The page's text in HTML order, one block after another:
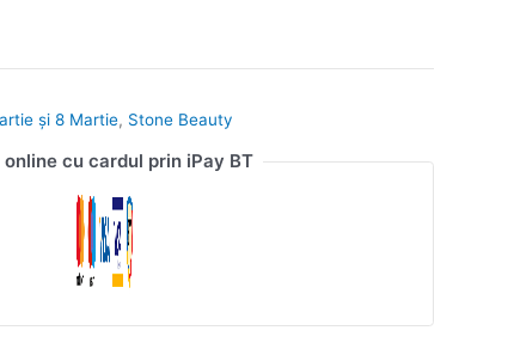
și 8 Martie, Stone Beauty
online cu cardul prin iPay BT